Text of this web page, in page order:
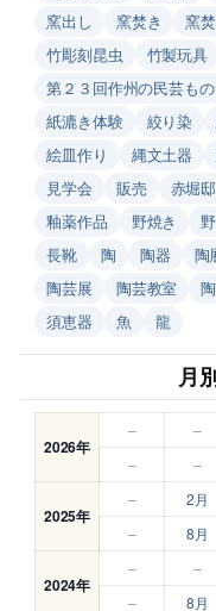
窯出し
窯焚き 窯
竹彫刻昆虫
竹製玩具
第２３回作州の民芸も
紙漉き体験
絞り染
絵皿作り
縄文土器
見学会
販売 赤堀邸
釉薬作品
野焼き
長靴
陶 陶器 陶
陶芸展
陶芸教室
須恵器
魚 龍
月
2026年
– –
–
–
2025年
– 2月
–
8月
2024年
– –
–
8月